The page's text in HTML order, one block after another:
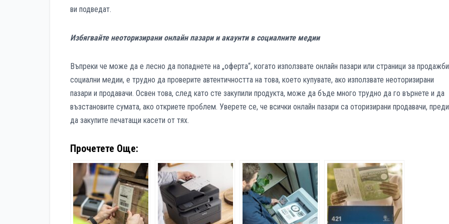
ви подведат.
Избягвайте неоторизирани онлайн пазари и акаунти в социалните медии
Въпреки че може да е лесно да попаднете на „оферта“, когато използвате онлайн пазари или страници за
социални медии, е трудно да проверите автентичността на това, което купувате, ако използвате неоторизирани
пазари и продавачи. Освен това, след като сте закупили продукта, може да бъде много трудно да го върнете и да
възстановите сумата, ако откриете проблем. Уверете се, че всички онлайн пазари са оторизирани продавачи, преди
да закупите печатащи касети от тях.
Прочетете Още: